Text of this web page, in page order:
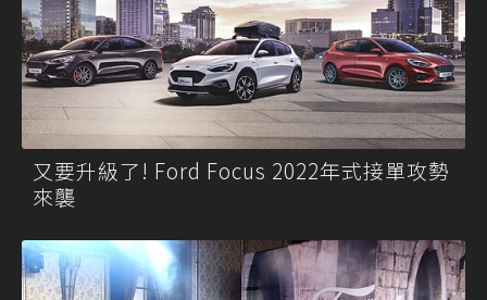
又要升級了! Ford Focus 2022年式接單攻勢
來襲